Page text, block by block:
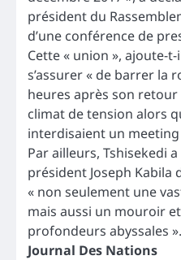
président du
d’une conférence de
Cette « union », ajoute-
s’assurer « de barrer la
heures après son retour
climat de tension alors
interdisaient un
Par ailleurs, Tshisekedi
président Joseph Kabila
« non seulement une
mais aussi un mouroir
profondeurs abyssales ».
Journal Des Nations